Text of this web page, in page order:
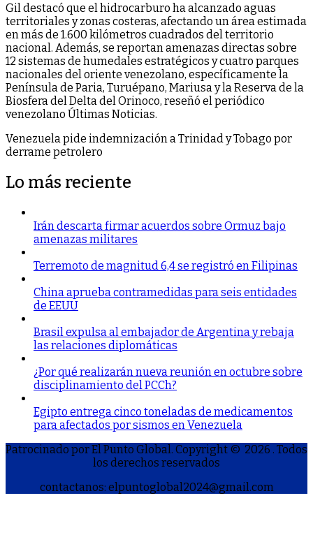
Gil destacó que el hidrocarburo ha alcanzado aguas
territoriales y zonas costeras, afectando un área estimada
en más de 1.600 kilómetros cuadrados del territorio
nacional. Además, se reportan amenazas directas sobre
12 sistemas de humedales estratégicos y cuatro parques
nacionales del oriente venezolano, específicamente la
Península de Paria, Turuépano, Mariusa y la Reserva de la
Biosfera del Delta del Orinoco, reseñó el periódico
venezolano Últimas Noticias.
Venezuela pide indemnización a Trinidad y Tobago por
derrame petrolero
Lo más reciente
Irán descarta firmar acuerdos sobre Ormuz bajo
amenazas militares
Terremoto de magnitud 6,4 se registró en Filipinas
China aprueba contramedidas para seis entidades
de EEUU
Brasil expulsa al embajador de Argentina y rebaja
las relaciones diplomáticas
¿Por qué realizarán nueva reunión en octubre sobre
disciplinamiento del PCCh?
Egipto entrega cinco toneladas de medicamentos
para afectados por sismos en Venezuela
Patrocinado por El Punto Global. Copyright © 2026 . Todos
los derechos reservados
contactanos: elpuntoglobal2024@gmail.com